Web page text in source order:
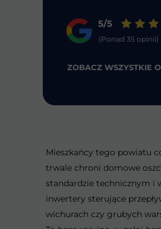
Mieszkańcy tego powiatu
trwale chroni domowe
standardzie technicznym i
inwertery sterujące
wichurach czy grubych
(Ponad 35 opinii)
5/5
ZOBACZ WSZYSTKIE